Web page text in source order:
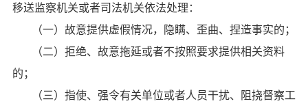
移送监察机关或者司法机关依法处理：
（一）故意提供虚假情况，隐瞒、歪曲、捏造事实的；
（二）拒绝、故意拖延或者不按照要求提供相关资料
的；
（三）指使、强令有关单位或者人员干扰、阻挠督察工